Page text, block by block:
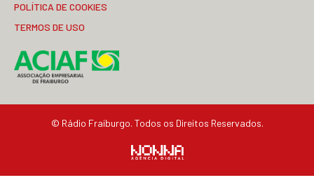
POLÍTICA DE COOKIES
TERMOS DE USO
© Rádio Fraiburgo. Todos os Direitos Reservados.